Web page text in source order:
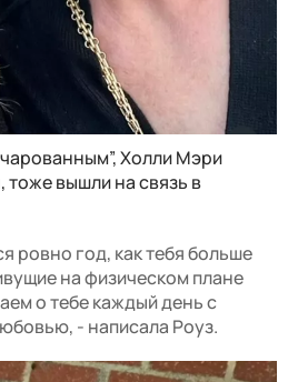
Холли Мэри
тоже вышли на связь в
ровно год, как тебя больше
на физическом плане
о тебе каждый день с
- написала Роуз.